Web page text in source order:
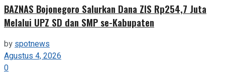
BAZNAS Bojonegoro Salurkan Dana ZIS Rp254,7 Juta
Melalui UPZ SD dan SMP se-Kabupaten
byspotnews
Agustus 4, 2026
0